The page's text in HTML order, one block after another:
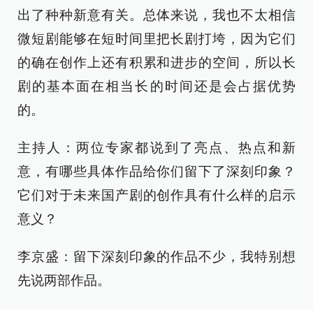
出了种种新意有关。总体来说，我也不太相信
微短剧能够在短时间里把长剧打垮，因为它们
的确在创作上还有积累和进步的空间，所以长
剧的基本面在相当长的时间还是会占据优势
的。
主持人：两位专家都说到了亮点、热点和新
意，有哪些具体作品给你们留下了深刻印象？
它们对于未来国产剧的创作具有什么样的启示
意义？
李京盛：留下深刻印象的作品不少，我特别想
先说两部作品。